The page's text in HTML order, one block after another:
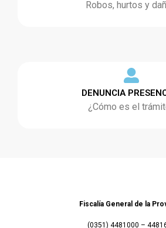
Robos, hurtos y
DENUNCIA
¿Cómo es el
Fiscalía General de la
(0351) 4481000 –